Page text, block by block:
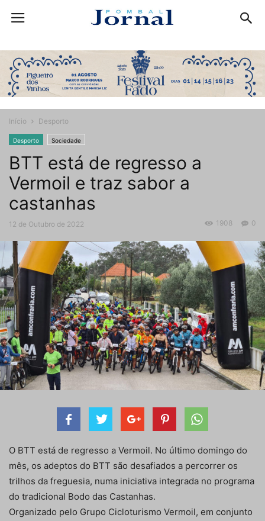
Início Desporto
Desporto Sociedade
BTT está de regresso a
Vermoil e traz sabor a
castanhas
12 de Outubro de 2022 0
1908
O BTT está de regresso a Vermoil. No último domingo do
mês, os adeptos do BTT são desafiados a percorrer os
trilhos da freguesia, numa iniciativa integrada no programa
do tradicional Bodo das Castanhas.
Organizado pelo Grupo Cicloturismo Vermoil, em conjunto